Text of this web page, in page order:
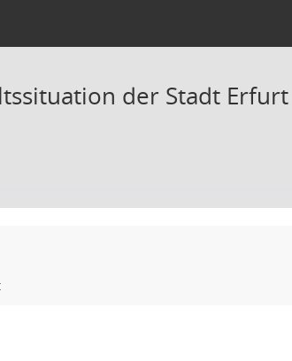
der Stadt Erfurt